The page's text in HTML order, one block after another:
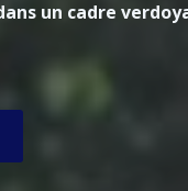
un cadre